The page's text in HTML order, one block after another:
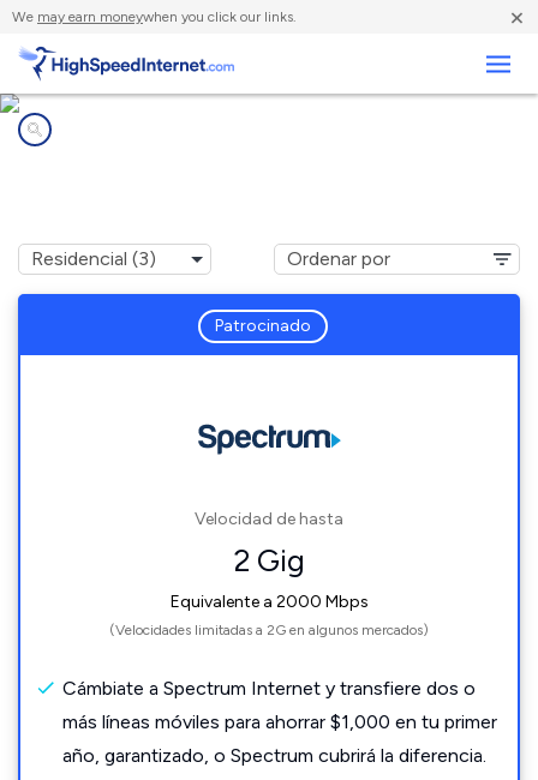
We may earn moneywhen you click our links. ×
Patrocinado
Velocidad de hasta
2 Gig
Equivalente a 2000 Mbps
(Velocidades limitadas a 2G en algunos mercados)
Cámbiate a Spectrum Internet y transfiere dos o
más líneas móviles para ahorrar $1,000 en tu primer
año, garantizado, o Spectrum cubrirá la diferencia.